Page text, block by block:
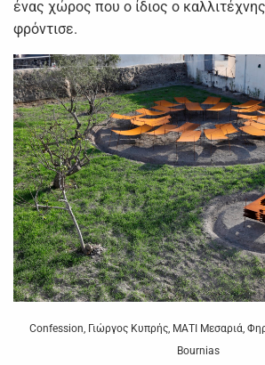
ένας χώρος που ο ίδιος ο
φρόντισε.
Confession, Γιώργος Κυπρής, ΜΑΤΙ Μεσαριά,
Bournias